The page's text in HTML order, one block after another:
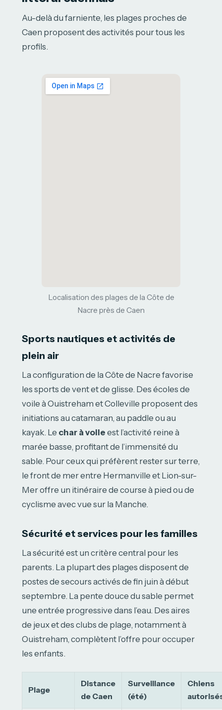
Au-delà du farniente, les plages proches de
Caen proposent des activités pour tous les
profils.
Localisation des plages de la Côte de
Nacre près de Caen
Sports nautiques et activités de
plein air
La configuration de la Côte de Nacre favorise
les sports de vent et de glisse. Des écoles de
voile à Ouistreham et Colleville proposent des
initiations au catamaran, au paddle ou au
kayak. Le char à voile est l’activité reine à
marée basse, profitant de l’immensité du
sable. Pour ceux qui préfèrent rester sur terre,
le front de mer entre Hermanville et Lion-sur-
Mer offre un itinéraire de course à pied ou de
cyclisme avec vue sur la Manche.
Sécurité et services pour les familles
La sécurité est un critère central pour les
parents. La plupart des plages disposent de
postes de secours activés de fin juin à début
septembre. La pente douce du sable permet
une entrée progressive dans l’eau. Des aires
de jeux et des clubs de plage, notamment à
Ouistreham, complètent l’offre pour occuper
les enfants.
Plage
Distance
de Caen
Surveillance
(été)
Chiens